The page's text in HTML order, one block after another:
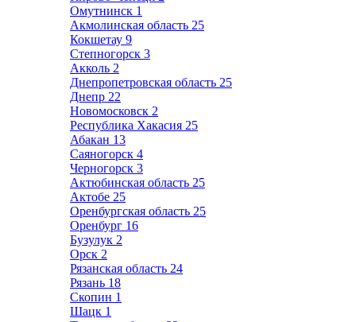
Омутнинск 1
Акмолинская область 25
Кокшетау 9
Степногорск 3
Акколь 2
Днепропетровская область 25
Днепр 22
Новомосковск 2
Республика Хакасия 25
Абакан 13
Саяногорск 4
Черногорск 3
Актюбинская область 25
Актобе 25
Оренбургская область 25
Оренбург 16
Бузулук 2
Орск 2
Рязанская область 24
Рязань 18
Скопин 1
Шацк 1